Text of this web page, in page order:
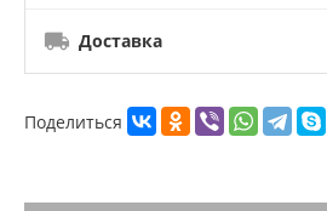
Доставка
Поделиться